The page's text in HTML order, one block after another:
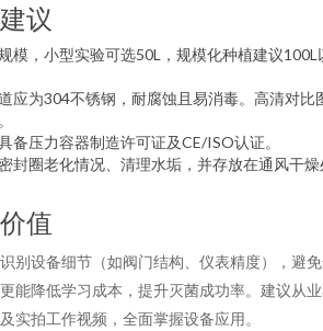
议
模，小型实验可选50L，规模化种植建议100L
应为304不锈钢，耐腐蚀且易消毒。高清对比
备压力容器制造许可证及CE/ISO认证。
封圈老化情况、清理水垢，并存放在通风干燥
值
别设备细节（如阀门结构、仪表精度），避
能降低学习成本，提升灭菌成功率。建议从
实拍工作视频，全面掌握设备应用。